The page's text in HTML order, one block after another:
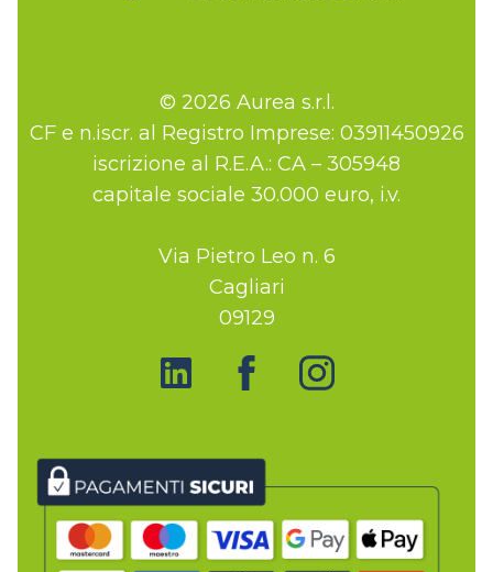
© 2026 Aurea s.r.l.
CF e n.iscr. al Registro Imprese: 03911450926
iscrizione al R.E.A.: CA – 305948
capitale sociale 30.000 euro, i.v.
Via Pietro Leo n. 6
Cagliari
09129